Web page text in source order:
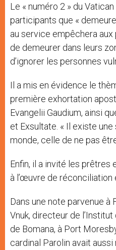
Le « numéro 2 » du
participants que «
au service empêchera
de demeurer dans leurs
d’ignorer les personnes
Il a mis en évidence le
première exhortation
Evangelii Gaudium, ainsi
et Exsultate. « Il existe
monde, celle de ne pas
Enfin, il a invité les
à l’œuvre de réconciliation
Dans une note parvenue à
Vnuk, directeur de
de Bomana, à Port
cardinal Parolin avait